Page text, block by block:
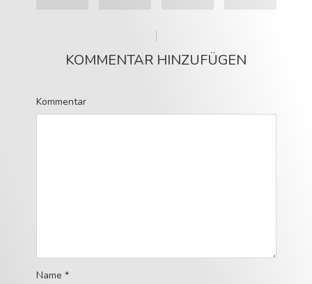
KOMMENTAR HINZUFÜGEN
Kommentar
Name *